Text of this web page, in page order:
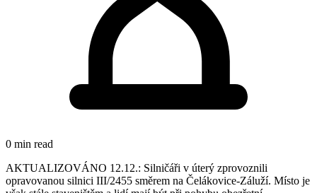
0 min read
AKTUALIZOVÁNO 12.12.: Silničáři v úterý zprovoznili
opravovanou silnici III/2455 směrem na Čelákovice-Záluží. Místo je